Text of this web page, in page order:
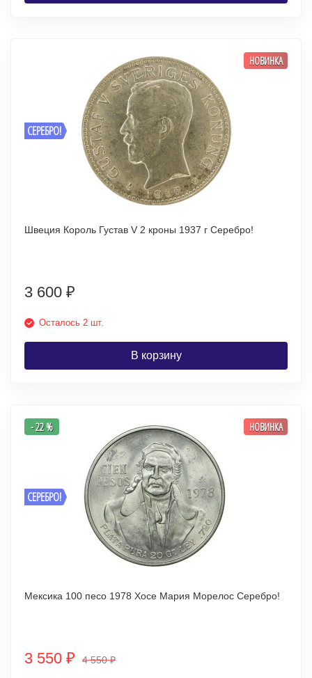
СЕРЕБРО!
НОВИНКА
Швеция Король Густав V 2 кроны 1937 г Серебро!
3 600 ₽
Осталось 2 шт.
В корзину
СЕРЕБРО!
- 22 % НОВИНКА
Мексика 100 песо 1978 Хосе Мария Морелос Серебро!
3 550 ₽ 4 550₽